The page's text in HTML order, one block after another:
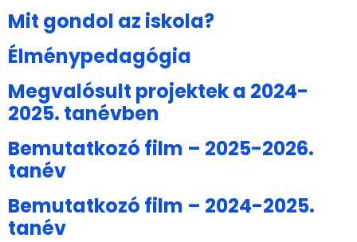
Mit gondol az iskola?
Élménypedagógia
Megvalósult projektek a 2024-
2025. tanévben
Bemutatkozó film – 2025-2026.
tanév
Bemutatkozó film – 2024-2025.
tanév